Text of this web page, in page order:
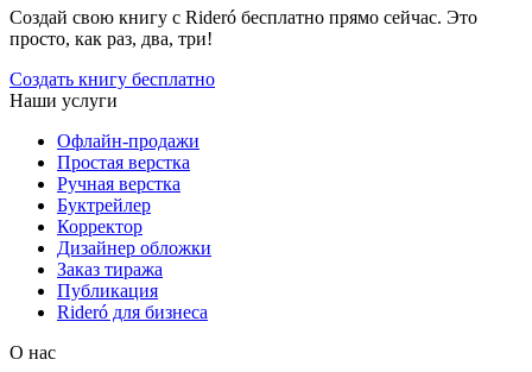
Создай свою книгу с Rideró бесплатно прямо сейчас. Это
просто, как раз, два, три!
Создать книгу бесплатно
Наши услуги
Офлайн-продажи
Простая верстка
Ручная верстка
Буктрейлер
Корректор
Дизайнер обложки
Заказ тиража
Публикация
Rideró для бизнеса
О нас